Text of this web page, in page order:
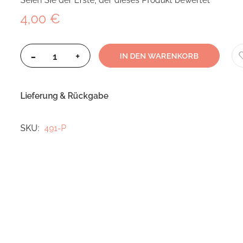
4,00 €
- + IN DEN WARENKORB
Lieferung & Rückgabe
SKU 491-P